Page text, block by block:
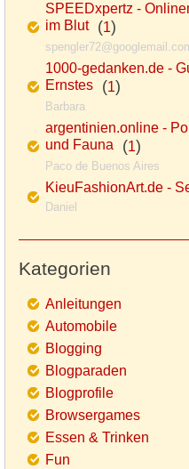
SPEEDxpertz -
im Blut(1)
1000-gedanken.de -
Ernstes (1)
Barbara
argentinien.online -
und Fauna (1)
Paco de Buenos Aires
KieuFashionArt.de -
Daniel
Kategorien
Anleitungen
Automobile
Blogging
Blogparaden
Blogprofile
Browsergames
Essen & Trinken
Fun